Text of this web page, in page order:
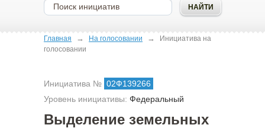
Главная → На голосовании →
Инициатива на
голосовании
Инициатива № 02Ф139266
Уровень инициативы: Федеральный
Выделение земельных